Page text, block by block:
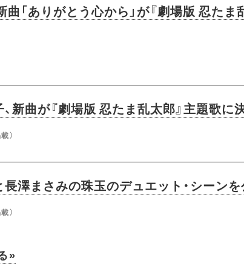
曲「ありがとう心から」が『劇場版 忍た
、新曲が『劇場版 忍たま乱太郎』主題歌
）
澤まさみの珠玉のデュエット・シーン
）
»